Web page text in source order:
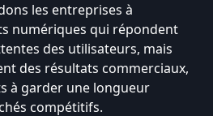
les entreprises à
numériques qui répondent
des utilisateurs, mais
des résultats commerciaux,
à garder une longueur
compétitifs.